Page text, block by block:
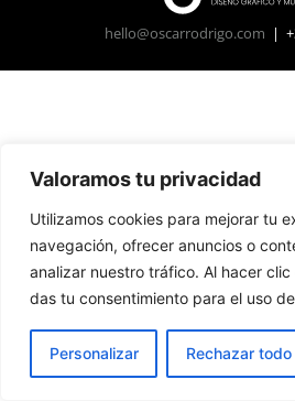
Valoramos tu privacidad
Utilizamos cookies para mejorar tu
navegación, ofrecer anuncios o
analizar nuestro tráfico. Al hacer
das tu consentimiento para el uso
Personalizar Rechazar todo
hello@oscarrodrigo.com |